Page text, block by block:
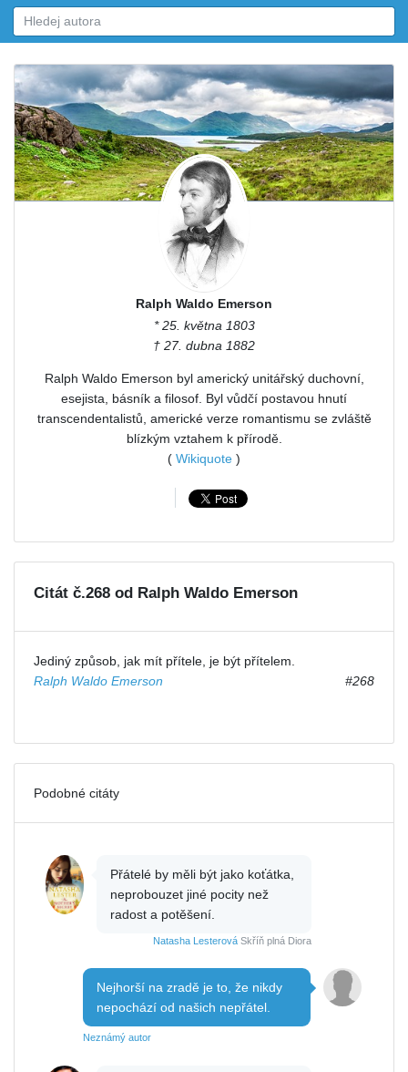
Ralph Waldo Emerson
* 25. května 1803
† 27. dubna 1882
Ralph Waldo Emerson byl americký unitářský duchovní,
esejista, básník a filosof. Byl vůdčí postavou hnutí
transcendentalistů, americké verze romantismu se zvláště
blízkým vztahem k přírodě.
( Wikiquote )
Citát č.268 od Ralph Waldo Emerson
Jediný způsob, jak mít přítele, je být přítelem.
Ralph Waldo Emerson
#268
Podobné citáty
Přátelé by měli být jako koťátka,
neprobouzet jiné pocity než
radost a potěšení.
Natasha Lesterová Skříň plná Diora
Nejhorší na zradě je to, že nikdy
nepochází od našich nepřátel.
Neznámý autor